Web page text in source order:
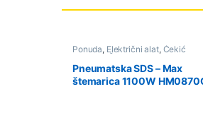
Ponuda, Električni alat, Čekić
Bušilice i Štemarice
Pneumatska SDS – Max
štemarica 1100W